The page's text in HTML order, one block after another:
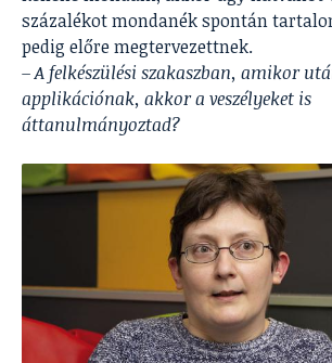
százalékot mondanék spontán
pedig előre megtervezettnek.
– A felkészülési szakaszban, amikor
applikációnak, akkor a veszélyeket is
áttanulmányoztad?